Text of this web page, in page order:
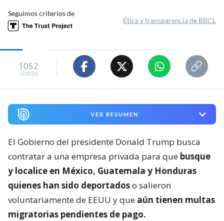
Seguimos criterios de
Ética y transparencia de BBCL
1052
visitas
VER RESUMEN
El Gobierno del presidente Donald Trump busca
contratar a una empresa privada para que busque
y localice en México, Guatemala y Honduras
quienes han sido deportadoso salieron
voluntariamente de EEUU y que aún tienen multas
migratorias pendientes de pago.